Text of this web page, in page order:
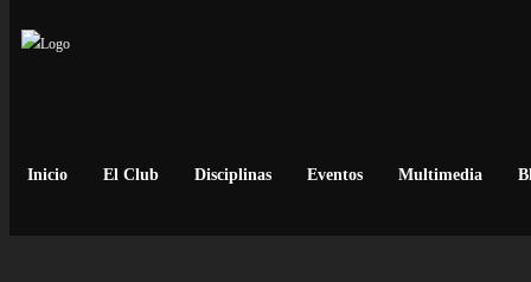
Inicio El Club Disciplinas Eventos Multimedia